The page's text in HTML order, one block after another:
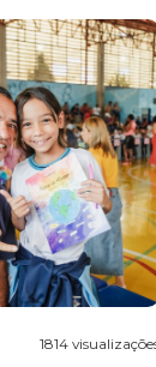
1814